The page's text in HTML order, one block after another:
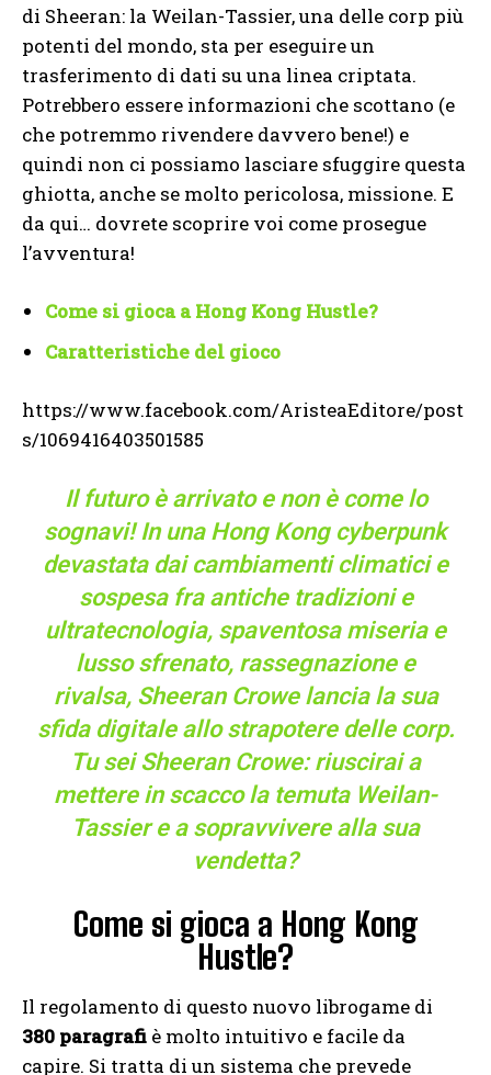
di Sheeran: la Weilan-Tassier, una delle corp più
potenti del mondo, sta per eseguire un
trasferimento di dati su una linea criptata.
Potrebbero essere informazioni che scottano (e
che potremmo rivendere davvero bene!) e
quindi non ci possiamo lasciare sfuggire questa
ghiotta, anche se molto pericolosa, missione. E
da qui… dovrete scoprire voi come prosegue
l’avventura!
Come si gioca a Hong Kong Hustle?
Caratteristiche del gioco
https://www.facebook.com/AristeaEditore/post
s/1069416403501585
Il futuro è arrivato e non è come lo
sognavi! In una Hong Kong cyberpunk
devastata dai cambiamenti climatici e
sospesa fra antiche tradizioni e
ultratecnologia, spaventosa miseria e
lusso sfrenato, rassegnazione e
rivalsa, Sheeran Crowe lancia la sua
sfida digitale allo strapotere delle corp.
Tu sei Sheeran Crowe: riuscirai a
mettere in scacco la temuta Weilan-
Tassier e a sopravvivere alla sua
vendetta?
Come si gioca a Hong Kong
Hustle?
Il regolamento di questo nuovo librogame di
380 paragrafi è molto intuitivo e facile da
capire. Si tratta di un sistema che prevede